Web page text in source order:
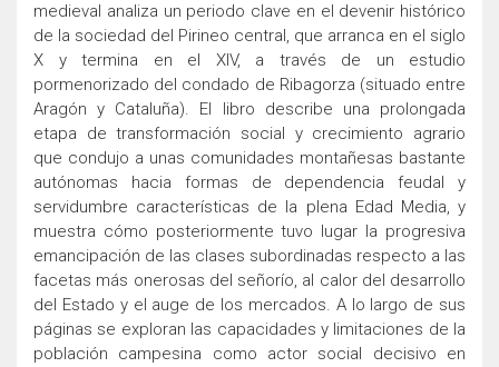
medieval analiza un periodo clave en el devenir histórico
de la sociedad del Pirineo central, que arranca en el siglo
X y termina en el XIV, a través de un estudio
pormenorizado del condado de Ribagorza (situado entre
Aragón y Cataluña). El libro describe una prolongada
etapa de transformación social y crecimiento agrario
que condujo a unas comunidades montañesas bastante
autónomas hacia formas de dependencia feudal y
servidumbre características de la plena Edad Media, y
muestra cómo posteriormente tuvo lugar la progresiva
emancipación de las clases subordinadas respecto a las
facetas más onerosas del señorío, al calor del desarrollo
del Estado y el auge de los mercados. A lo largo de sus
páginas se exploran las capacidades y limitaciones de la
población campesina como actor social decisivo en